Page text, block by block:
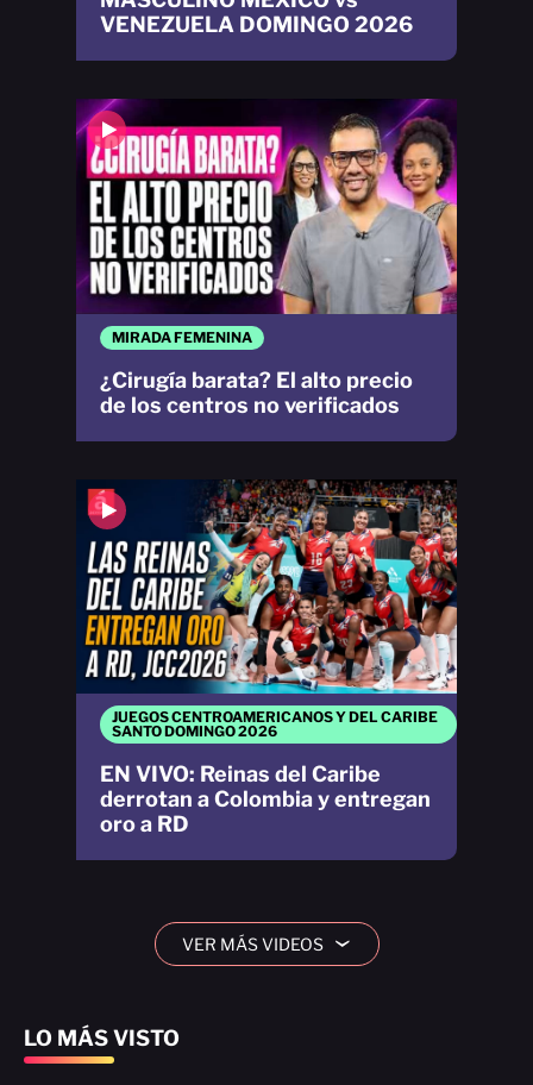
LO MÁS VISTO
JUEGOS CENTROAMERICANOS Y DEL CARIBE
SANTO DOMINGO 2026
EN VIVO: Reinas del Caribe
derrotan a Colombia y entregan
oro a RD
MIRADA FEMENINA
¿Cirugía barata? El alto precio
de los centros no verificados
VENEZUELA DOMINGO 2026
VER MÁS VIDEOS ›